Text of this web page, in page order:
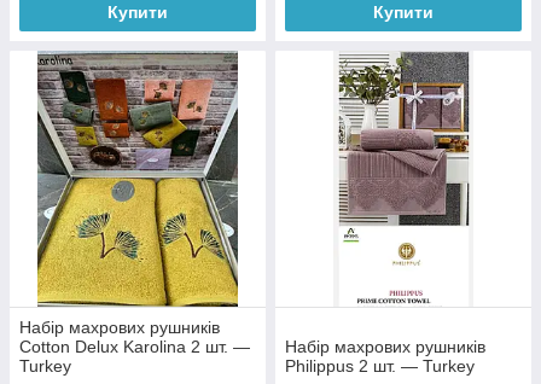
Купити Купити
Набір махрових рушників
Cotton Delux Karolina 2 шт. —
Turkey
Набір махрових рушників
Philippus 2 шт. — Turkey